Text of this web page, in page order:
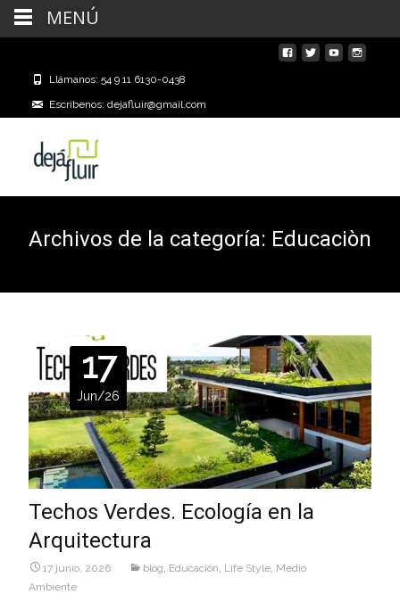
Llámanos: 54 9 11 6130-0438
Escríbenos: dejafluir@gmail.com
Archivos de la categoría: Educaciòn
17
Jun/26
Techos Verdes. Ecología en la
Arquitectura
17 junio, 2026 blog Educaciòn Life Style Medio
Ambiente
MENÚ